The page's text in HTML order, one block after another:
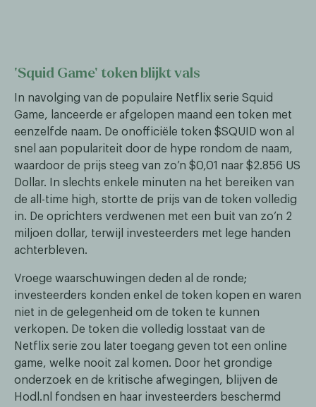
‘Squid Game’ token blijkt vals
In navolging van de populaire Netflix serie Squid
Game, lanceerde er afgelopen maand een token met
eenzelfde naam. De onofficiële token $SQUID won al
snel aan populariteit door de hype rondom de naam,
waardoor de prijs steeg van zo’n $0,01 naar $2.856 US
Dollar. In slechts enkele minuten na het bereiken van
de all-time high, stortte de prijs van de token volledig
in. De oprichters verdwenen met een buit van zo’n 2
miljoen dollar, terwijl investeerders met lege handen
achterbleven.
Vroege waarschuwingen deden al de ronde;
investeerders konden enkel de token kopen en waren
niet in de gelegenheid om de token te kunnen
verkopen. De token die volledig losstaat van de
Netflix serie zou later toegang geven tot een online
game, welke nooit zal komen. Door het grondige
onderzoek en de kritische afwegingen, blijven de
Hodl.nl fondsen en haar investeerders beschermd